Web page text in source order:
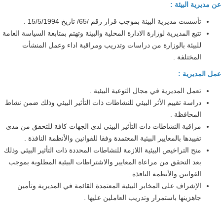
عن مديرية البيئة :
تأسست مديرية البيئة بموجب قرار رقم /65/ تاريخ 15/5/1994 .
تتبع المديرية لوزارة الادارة المحلية والبيئة وتهتم بمتابعة السياسة العامة
للبيئة بالوزارة من دراسات وتدريب ومراقبة اداء وعمل المنشأت
المختلفة .
عمل المديرية :
تعمل المديرية في مجال التوعية البيئية .
دراسة تقييم الأثر البيئي للنشاطات ذات التأثير البيئي وذلك ضمن نشاط
المحافظة .
مراقبة النشاطات ذات التأثير البيئي لدى الجهات كافة للتحقق من مدى
تقييدها بالمعايير البيئية المعتمدة وفقا للقوانين والأنظمة النافذة .
منح التراخيص البيئية اللازمة للنشاطات المحددة ذات التأثير البيئي وذلك
بعد التحقق من مراعاة المعايير والاشتراطات البيئية المطلوبة بموجب
القوانين والأنظمة النافذة .
الإشراف على المخابر البيئية المعتمدة القائمة في المديرية وتأمين
جاهزينها باستمرار وتدريب العاملين عليها .